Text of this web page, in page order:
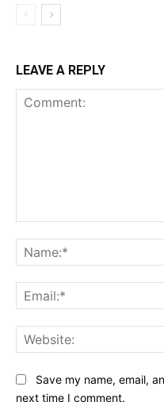
LEAVE A REPLY
Save my name, email,
next time I comment.